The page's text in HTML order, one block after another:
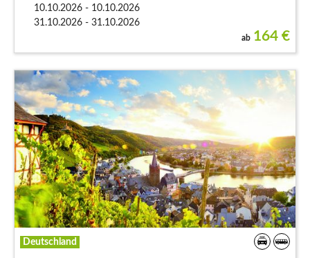
10.10.2026 - 10.10.2026
31.10.2026 - 31.10.2026
ab 164 €
Deutschland